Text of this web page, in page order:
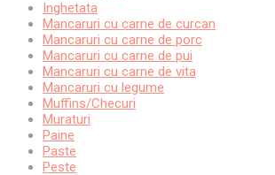
Inghetata
Mancaruri cu carne de curcan
Mancaruri cu carne de porc
Mancaruri cu carne de pui
Mancaruri cu carne de vita
Mancaruri cu legume
Muffins/Checuri
Muraturi
Paine
Paste
Peste